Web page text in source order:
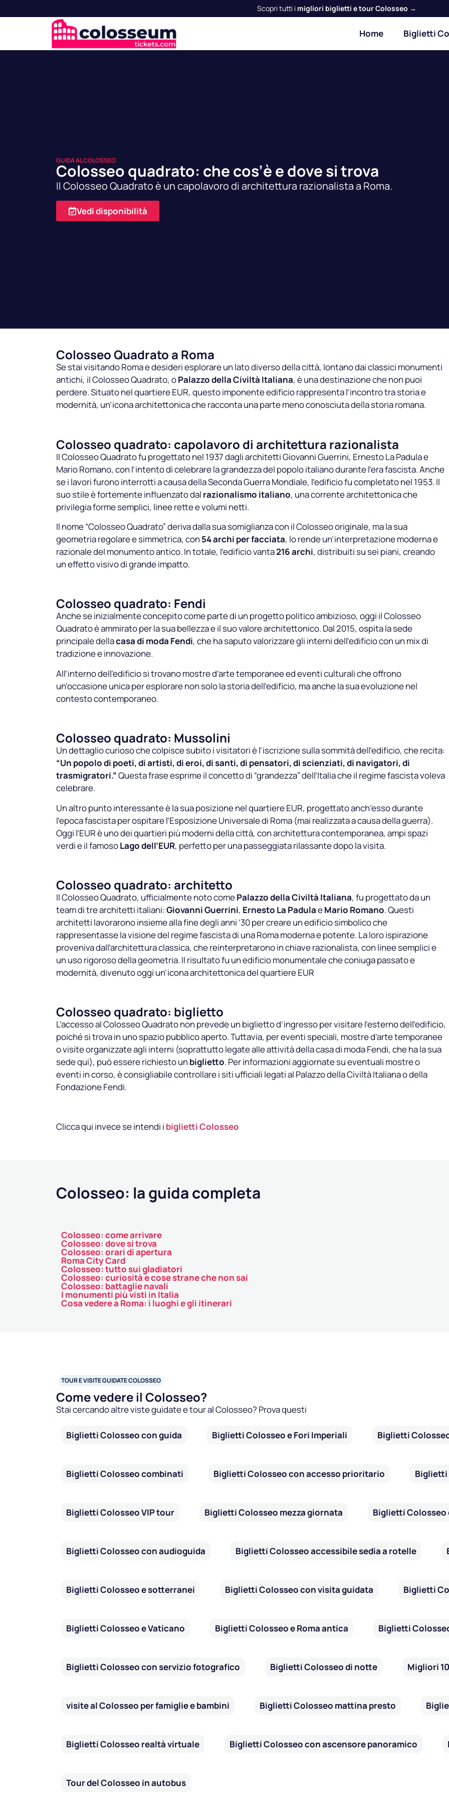
Scopri tutti i migliori biglietti e tour Colosseo →
Home Biglietti
GUIDA AL COLOSSEO
Colosseo quadrato: che cos’è e dove si trova
Il Colosseo Quadrato è un capolavoro di architettura razionalista a Roma.
Vedi disponibilità
Colosseo Quadrato a Roma
Se stai visitando Roma e desideri esplorare un lato diverso della città, lontano dai classici monumenti
antichi, il Colosseo Quadrato, oPalazzo della Civiltà Italiana, è una destinazione che non puoi
perdere. Situato nel quartiere EUR, questo imponente edificio rappresenta l’incontro tra storia e
modernità, un’icona architettonica che racconta una parte meno conosciuta della storia romana.
Colosseo quadrato: capolavoro di architettura razionalista
Il Colosseo Quadrato fu progettato nel 1937 dagli architetti Giovanni Guerrini, Ernesto La Padula e
Mario Romano, con l’intento di celebrare la grandezza del popolo italiano durante l’era fascista. Anche
se i lavori furono interrotti a causa della Seconda Guerra Mondiale, l’edificio fu completato nel 1953. Il
suo stile è fortemente influenzato dal razionalismo italiano, una corrente architettonica che
privilegia forme semplici, linee rette e volumi netti.
Il nome “Colosseo Quadrato” deriva dalla sua somiglianza con il Colosseo originale, ma la sua
geometria regolare e simmetrica, con 54 archi per facciata, lo rende un’interpretazione moderna e
razionale del monumento antico. In totale, l’edificio vanta216 archi, distribuiti su sei piani, creando
un effetto visivo di grande impatto.
Colosseo quadrato: Fendi
Anche se inizialmente concepito come parte di un progetto politico ambizioso, oggi il Colosseo
Quadrato è ammirato per la sua bellezza e il suo valore architettonico. Dal 2015, ospita la sede
principale dellacasa di moda Fendi, che ha saputo valorizzare gli interni dell’edificio con un mix di
tradizione e innovazione.
All’interno dell’edificio si trovano mostre d’arte temporanee ed eventi culturali che offrono
un’occasione unica per esplorare non solo la storia dell’edificio, ma anche la sua evoluzione nel
contesto contemporaneo.
Colosseo quadrato: Mussolini
Un dettaglio curioso che colpisce subito i visitatori è l’iscrizione sulla sommità dell’edificio, che recita:
“Un popolo di poeti, di artisti, di eroi, di santi, di pensatori, di scienziati, di navigatori, di
trasmigratori.”Questa frase esprime il concetto di “grandezza” dell’Italia che il regime fascista voleva
celebrare.
Un altro punto interessante è la sua posizione nel quartiere EUR, progettato anch’esso durante
l’epoca fascista per ospitare l’Esposizione Universale di Roma (mai realizzata a causa della guerra).
Oggi l’EUR è uno dei quartieri più moderni della città, con architettura contemporanea, ampi spazi
verdi e il famosoLago dell’EUR, perfetto per una passeggiata rilassante dopo la visita.
Colosseo quadrato: architetto
Il Colosseo Quadrato, ufficialmente noto comePalazzo della Civiltà Italiana, fu progettato da un
team di tre architetti italiani:Giovanni Guerrini, Ernesto La PadulaeMario Romano. Questi
architetti lavorarono insieme alla fine degli anni ’30 per creare un edificio simbolico che
rappresentasse la visione del regime fascista di una Roma moderna e potente. La loro ispirazione
proveniva dall’architettura classica, che reinterpretarono in chiave razionalista, con linee semplici e
un uso rigoroso della geometria. Il risultato fu un edificio monumentale che coniuga passato e
modernità, divenuto oggi un’icona architettonica del quartiere EUR
Colosseo quadrato: biglietto
L’accesso al Colosseo Quadrato non prevede un biglietto d’ingresso per visitare l’esterno dell’edificio,
poiché si trova in uno spazio pubblico aperto. Tuttavia, per eventi speciali, mostre d’arte temporanee
o visite organizzate agli interni (soprattutto legate alle attività della casa di moda Fendi, che ha la sua
sede qui), può essere richiesto un biglietto. Per informazioni aggiornate su eventuali mostre o
eventi in corso, è consigliabile controllare i siti ufficiali legati al Palazzo della Civiltà Italiana o della
Fondazione Fendi.
Clicca qui invece se intendi i biglietti Colosseo
Colosseo: la guida completa
Colosseo: come arrivare
Colosseo: dove si trova
Colosseo: orari di apertura
Roma City Card
Colosseo: tutto sui gladiatori
Colosseo: curiosità e cose strane che non sai
Colosseo: battaglie navali
I monumenti più visti in Italia
Cosa vedere a Roma: i luoghi e gli itinerari
TOUR E VISITE GUIDATE COLOSSEO
Come vedere il Colosseo?
Stai cercando altre viste guidate e tour al Colosseo? Prova questi
Biglietti Colosseo con guida Biglietti Colosseo e Fori Imperiali Biglietti
Biglietti Colosseo combinati Biglietti Colosseo con accesso prioritario Biglietti
Biglietti Colosseo VIP tour Biglietti Colosseo mezza giornata Biglietti
Biglietti Colosseo con audioguida Biglietti Colosseo accessibile sedia a rotelle
Biglietti Colosseo e sotterranei Biglietti Colosseo con visita guidata Biglietti
Biglietti Colosseo e Vaticano Biglietti Colosseo e Roma antica Biglietti
Biglietti Colosseo con servizio fotografico Biglietti Colosseo di notte Migliori
visite al Colosseo per famiglie e bambini Biglietti Colosseo mattina presto
Biglietti Colosseo realtà virtuale Biglietti Colosseo con ascensore panoramico
Tour del Colosseo in autobus